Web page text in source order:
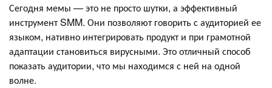
Сегодня мемы — это не просто шутки, а эффективный
инструмент SMM. Они позволяют говорить с аудиторией ее
языком, нативно интегрировать продукт и при грамотной
адаптации становиться вирусными. Это отличный способ
показать аудитории, что мы находимся с ней на одной
волне.